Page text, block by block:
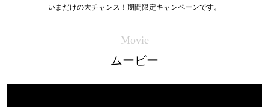
いまだけの大チャンス！期間限定キャンペーンです。
Movie
ムービー